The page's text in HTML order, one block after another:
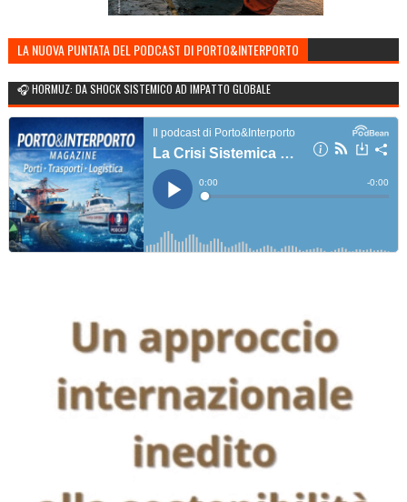
LA NUOVA PUNTATA DEL PODCAST DI PORTO&INTERPORTO
🎧 HORMUZ: DA SHOCK SISTEMICO AD IMPATTO GLOBALE